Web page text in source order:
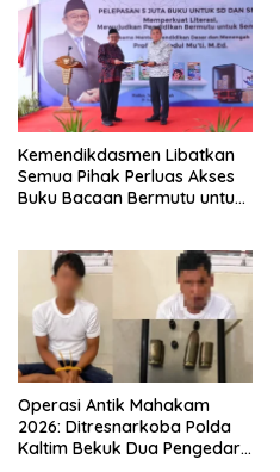
Kemendikdasmen Libatkan
Semua Pihak Perluas Akses
Buku Bacaan Bermutu untuk
Operasi Antik Mahakam
2026: Ditresnarkoba Polda
Kaltim Bekuk Dua Pengedar